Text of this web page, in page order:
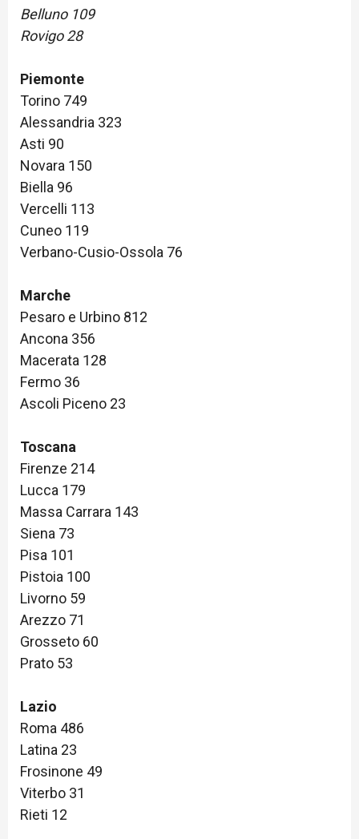
Belluno 109
Rovigo 28
Piemonte
Torino 749
Alessandria 323
Asti 90
Novara 150
Biella 96
Vercelli 113
Cuneo 119
Verbano-Cusio-Ossola 76
Marche
Pesaro e Urbino 812
Ancona 356
Macerata 128
Fermo 36
Ascoli Piceno 23
Toscana
Firenze 214
Lucca 179
Massa Carrara 143
Siena 73
Pisa 101
Pistoia 100
Livorno 59
Arezzo 71
Grosseto 60
Prato 53
Lazio
Roma 486
Latina 23
Frosinone 49
Viterbo 31
Rieti 12